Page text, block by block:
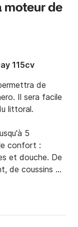
moteur de
115cv
de
Il sera facile
littoral.
5
confort :
et douche. De
de coussins de
taille, est